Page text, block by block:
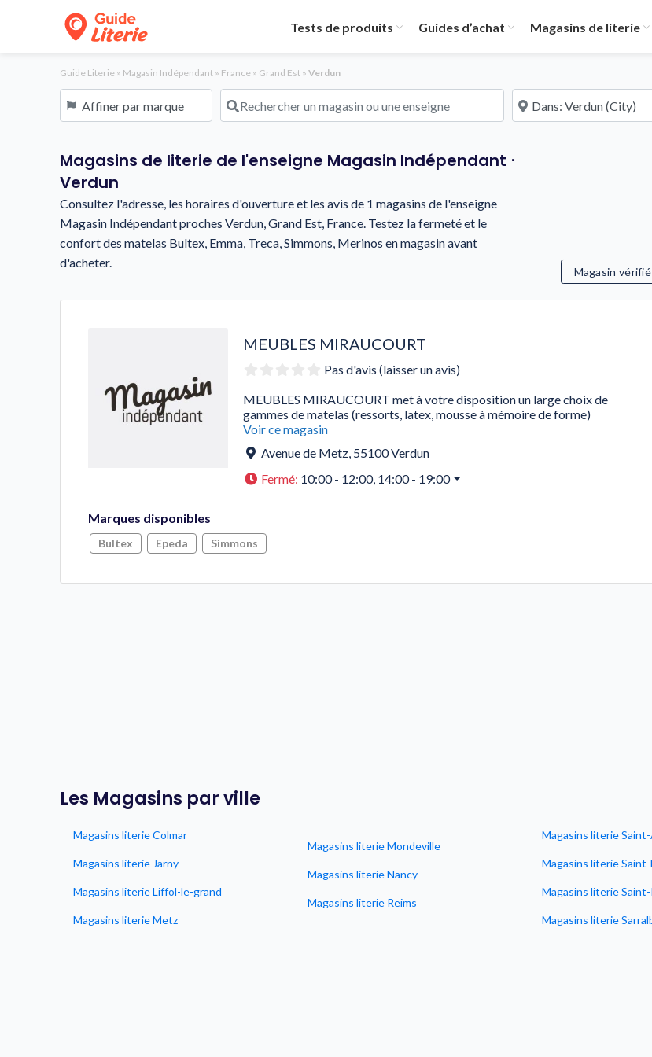
Tests de produits Guides d’achat Magasins de literie
Guide Literie » Magasin Indépendant » France » Grand Est » Verdun
Affiner par marque Rechercher un magasin ou une enseigne À proximité de
Magasins de literie de l'enseigne Magasin Indépendant ⋅
Verdun
Consultez l'adresse, les horaires d'ouverture et les avis de 1 magasins de l'enseigne
Magasin Indépendant proches Verdun, Grand Est, France. Testez la fermeté et le
confort des matelas Bultex, Emma, Treca, Simmons, Merinos en magasin avant
d'acheter.
Magasin vérifié
MEUBLES MIRAUCOURT
Pas d'avis (laisser un avis)
MEUBLES MIRAUCOURT met à votre disposition un large choix de
gammes de matelas (ressorts, latex, mousse à mémoire de forme)
Voir ce magasin
Avenue de Metz, 55100Verdun
Fermé: 10:00 - 12:00, 14:00 - 19:00
Marques disponibles
Bultex Epeda Simmons
Les Magasins par ville
Magasins literie Colmar
Magasins literie Jarny
Magasins literie Liffol-le-grand
Magasins literie Metz
Magasins literie Mondeville
Magasins literie Nancy
Magasins literie Reims
Magasins literie
Magasins literie
Magasins literie
Magasins literie